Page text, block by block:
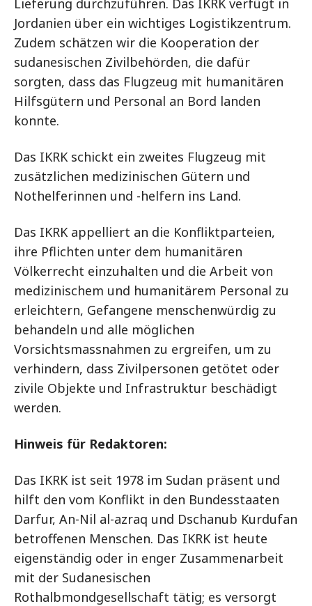
Lieferung durchzuführen. Das IKRK verfügt in
Jordanien über ein wichtiges Logistikzentrum.
Zudem schätzen wir die Kooperation der
sudanesischen Zivilbehörden, die dafür
sorgten, dass das Flugzeug mit humanitären
Hilfsgütern und Personal an Bord landen
konnte.
Das IKRK schickt ein zweites Flugzeug mit
zusätzlichen medizinischen Gütern und
Nothelferinnen und -helfern ins Land.
Das IKRK appelliert an die Konfliktparteien,
ihre Pflichten unter dem humanitären
Völkerrecht einzuhalten und die Arbeit von
medizinischem und humanitärem Personal zu
erleichtern, Gefangene menschenwürdig zu
behandeln und alle möglichen
Vorsichtsmassnahmen zu ergreifen, um zu
verhindern, dass Zivilpersonen getötet oder
zivile Objekte und Infrastruktur beschädigt
werden.
Hinweis für Redaktoren:
Das IKRK ist seit 1978 im Sudan präsent und
hilft den vom Konflikt in den Bundesstaaten
Darfur, An-Nil al-azraq und Dschanub Kurdufan
betroffenen Menschen. Das IKRK ist heute
eigenständig oder in enger Zusammenarbeit
mit der Sudanesischen
Rothalbmondgesellschaft tätig; es versorgt